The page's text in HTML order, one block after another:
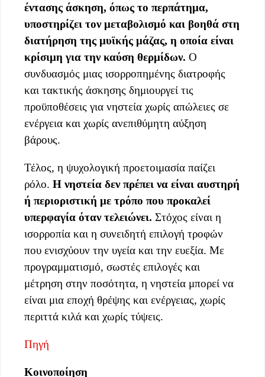
έντασης άσκηση, όπως το περπάτημα,
υποστηρίζει τον μεταβολισμό και βοηθά στη
διατήρηση της μυϊκής μάζας, η οποία είναι
κρίσιμη για την καύση θερμίδων. Ο
συνδυασμός μιας ισορροπημένης διατροφής
και τακτικής άσκησης δημιουργεί τις
προϋποθέσεις για νηστεία χωρίς απώλειες σε
ενέργεια και χωρίς ανεπιθύμητη αύξηση
βάρους.
Τέλος, η ψυχολογική προετοιμασία παίζει
ρόλο. Η νηστεία δεν πρέπει να είναι αυστηρή
ή περιοριστική με τρόπο που προκαλεί
υπερφαγία όταν τελειώνει. Στόχος είναι η
ισορροπία και η συνειδητή επιλογή τροφών
που ενισχύουν την υγεία και την ευεξία. Με
προγραμματισμό, σωστές επιλογές και
μέτρηση στην ποσότητα, η νηστεία μπορεί να
είναι μια εποχή θρέψης και ενέργειας, χωρίς
περιττά κιλά και χωρίς τύψεις.
Πηγή
Κοινοποίηση